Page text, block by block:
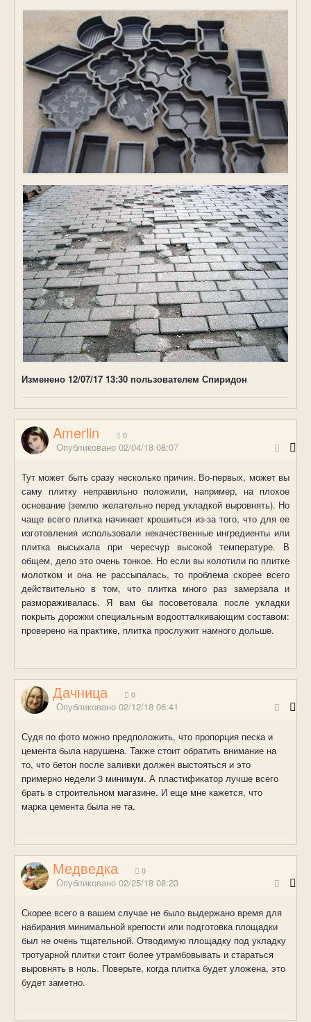
Изменено 12/07/17 13:30 пользователем Спиридон
Amerlin 0
Опубликовано 02/04/18 08:07
Тут может быть сразу несколько причин. Во-первых, может вы
саму плитку неправильно положили, например, на плохое
основание (землю желательно перед укладкой выровнять). Но
чаще всего плитка начинает крошиться из-за того, что для ее
изготовления использовали некачественные ингредиенты или
плитка высыхала при чересчур высокой температуре. В
общем, дело это очень тонкое. Но если вы колотили по плитке
молотком и она не рассыпалась, то проблема скорее всего
действительно в том, что плитка много раз замерзала и
размораживалась. Я вам бы посоветовала после укладки
покрыть дорожки специальным водоотталкивающим составом:
проверено на практике, плитка прослужит намного дольше.
Дачница 0
Опубликовано 02/12/18 06:41
Судя по фото можно предположить, что пропорция песка и
цемента была нарушена. Также стоит обратить внимание на
то, что бетон после заливки должен выстояться и это
примерно недели 3 минимум. А пластификатор лучше всего
брать в строительном магазине. И еще мне кажется, что
марка цемента была не та.
Медведка 0
Опубликовано 02/25/18 08:23
Скорее всего в вашем случае не было выдержано время для
набирания минимальной крепости или подготовка площадки
был не очень тщательной. Отводимую площадку под укладку
тротуарной плитки стоит более утрамбовывать и стараться
выровнять в ноль. Поверьте, когда плитка будет уложена, это
будет заметно.